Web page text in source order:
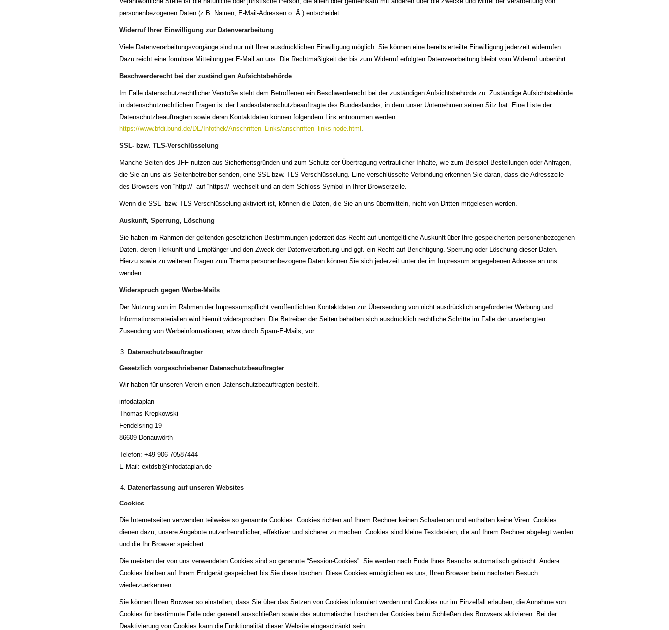
personenbezogenen Daten (z.B. Namen, E-Mail-Adressen o. Ä.) entscheidet.
Widerruf Ihrer Einwilligung zur Datenverarbeitung
Viele Datenverarbeitungsvorgänge sind nur mit Ihrer ausdrücklichen Einwilligung möglich. Sie können eine bereits erteilte Einwilligung jederzeit widerrufen.
Dazu reicht eine formlose Mitteilung per E-Mail an uns. Die Rechtmäßigkeit der bis zum Widerruf erfolgten Datenverarbeitung bleibt vom Widerruf unberührt.
Beschwerderecht bei der zuständigen Aufsichtsbehörde
Im Falle datenschutzrechtlicher Verstöße steht dem Betroffenen ein Beschwerderecht bei der zuständigen Aufsichtsbehörde zu. Zuständige Aufsichtsbehörde
in datenschutzrechtlichen Fragen ist der Landesdatenschutzbeauftragte des Bundeslandes, in dem unser Unternehmen seinen Sitz hat. Eine Liste der
Datenschutzbeauftragten sowie deren Kontaktdaten können folgendem Link entnommen werden:
https://www.bfdi.bund.de/DE/Infothek/Anschriften_Links/anschriften_links-node.html .
SSL- bzw. TLS-Verschlüsselung
Manche Seiten des JFF nutzen aus Sicherheitsgründen und zum Schutz der Übertragung vertraulicher Inhalte, wie zum Beispiel Bestellungen oder Anfragen,
die Sie an uns als Seitenbetreiber senden, eine SSL-bzw. TLS-Verschlüsselung. Eine verschlüsselte Verbindung erkennen Sie daran, dass die Adresszeile
des Browsers von “http://” auf “https://” wechselt und an dem Schloss-Symbol in Ihrer Browserzeile.
Wenn die SSL- bzw. TLS-Verschlüsselung aktiviert ist, können die Daten, die Sie an uns übermitteln, nicht von Dritten mitgelesen werden.
Auskunft, Sperrung, Löschung
Sie haben im Rahmen der geltenden gesetzlichen Bestimmungen jederzeit das Recht auf unentgeltliche Auskunft über Ihre gespeicherten personenbezogenen
Daten, deren Herkunft und Empfänger und den Zweck der Datenverarbeitung und ggf. ein Recht auf Berichtigung, Sperrung oder Löschung dieser Daten.
Hierzu sowie zu weiteren Fragen zum Thema personenbezogene Daten können Sie sich jederzeit unter der im Impressum angegebenen Adresse an uns
wenden.
Widerspruch gegen Werbe-Mails
Der Nutzung von im Rahmen der Impressumspflicht veröffentlichten Kontaktdaten zur Übersendung von nicht ausdrücklich angeforderter Werbung und
Informationsmaterialien wird hiermit widersprochen. Die Betreiber der Seiten behalten sich ausdrücklich rechtliche Schritte im Falle der unverlangten
Zusendung von Werbeinformationen, etwa durch Spam-E-Mails, vor.
Datenschutzbeauftragter
Gesetzlich vorgeschriebener Datenschutzbeauftragter
Wir haben für unseren Verein einen Datenschutzbeauftragten bestellt.
infodataplan
Thomas Krepkowski
Fendelsring 19
86609 Donauwörth
Telefon: +49 906 70587444
E-Mail: extdsb@infodataplan.de
Datenerfassung auf unseren Websites
Cookies
Die Internetseiten verwenden teilweise so genannte Cookies. Cookies richten auf Ihrem Rechner keinen Schaden an und enthalten keine Viren. Cookies
dienen dazu, unsere Angebote nutzerfreundlicher, effektiver und sicherer zu machen. Cookies sind kleine Textdateien, die auf Ihrem Rechner abgelegt werden
und die Ihr Browser speichert.
Die meisten der von uns verwendeten Cookies sind so genannte “Session-Cookies”. Sie werden nach Ende Ihres Besuchs automatisch gelöscht. Andere
Cookies bleiben auf Ihrem Endgerät gespeichert bis Sie diese löschen. Diese Cookies ermöglichen es uns, Ihren Browser beim nächsten Besuch
wiederzuerkennen.
Sie können Ihren Browser so einstellen, dass Sie über das Setzen von Cookies informiert werden und Cookies nur im Einzelfall erlauben, die Annahme von
Cookies für bestimmte Fälle oder generell ausschließen sowie das automatische Löschen der Cookies beim Schließen des Browsers aktivieren. Bei der
Deaktivierung von Cookies kann die Funktionalität dieser Website eingeschränkt sein.